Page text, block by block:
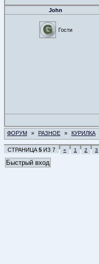
John
Гости
ФОРУМ » РАЗНОЕ » КУРИЛКА
СТРАНИЦА 5 ИЗ 7 « 1 2 3